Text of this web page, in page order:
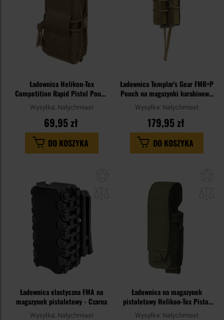
Ładownica Helikon-Tex
Competition Rapid Pistol Pouch
- Coyote
Wysyłka: Natychmiast
69,95 zł
DO KOSZYKA
Ładownica Templar's Gear FMR+P
Pouch na magazynki karabinowe
i pistoletowe - Coyote Brown
Wysyłka: Natychmiast
179,95 zł
DO KOSZYKA
Ładownica elastyczna FMA na
magazynek pistoletowy - Czarna
Wysyłka: Natychmiast
Ładownica na magazynek
pistoletowy Helikon-Tex Pistol
Magazine Pouch - Olive Green
Wysyłka: Natychmiast